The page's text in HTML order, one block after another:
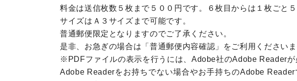
料金は送信枚数５枚まで５００円です。６枚目からは１枚ごと５
サイズはＡ３サイズまで可能です。
普通郵便限定となりますのでご了承ください。
是非、お急ぎの場合は「普通郵便内容確認」をご利用くださいま
※PDFファイルの表示を行うには、Adobe社のAdobe Readerが
Adobe Readerをお持ちでない場合やお手持ちのAdobe